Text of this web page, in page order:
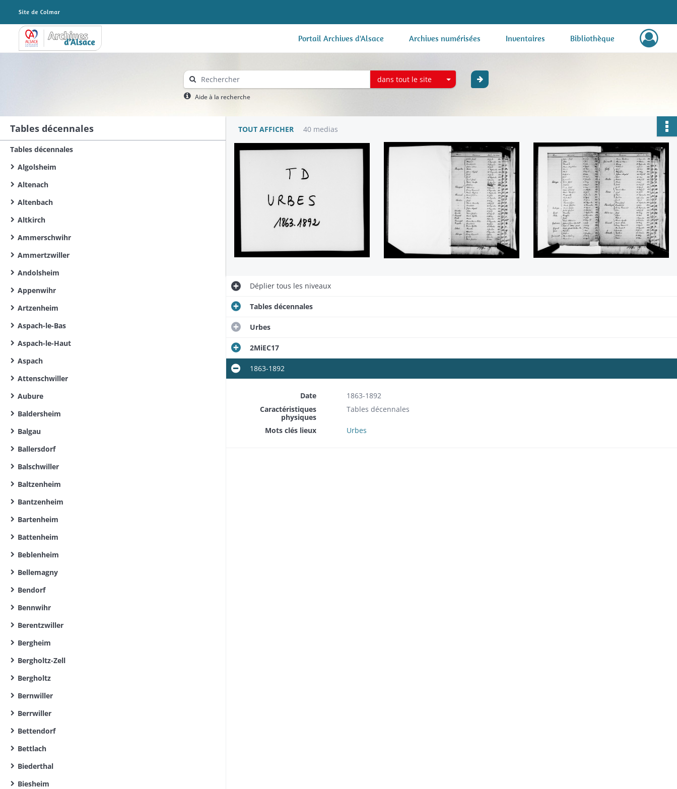
Archives Alsace - Colmar Portail Archives d'Alsace Archives numérisées Inventaires Bibliothèque
dans tout le site
Aide à la recherche
Tables décennales
Tables décennales
Algolsheim
Altenach
Altenbach
Altkirch
Ammerschwihr
Ammertzwiller
Andolsheim
Appenwihr
Artzenheim
Aspach-le-Bas
Aspach-le-Haut
Aspach
Attenschwiller
Aubure
Baldersheim
Balgau
Ballersdorf
Balschwiller
Baltzenheim
Bantzenheim
Bartenheim
Battenheim
Beblenheim
Bellemagny
Bendorf
Bennwihr
Berentzwiller
Bergheim
Bergholtz-Zell
Bergholtz
Bernwiller
Berrwiller
Bettendorf
Bettlach
Biederthal
Biesheim
TOUT AFFICHER 40 medias
Dépliertous les niveaux
Tables décennales
Urbes
2MiEC17
1863-1892
Date
1863-1892
Caractéristiques
physiques
Tables décennales
Mots clés lieux Urbes